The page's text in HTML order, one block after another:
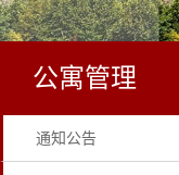
公寓管理
通知公告